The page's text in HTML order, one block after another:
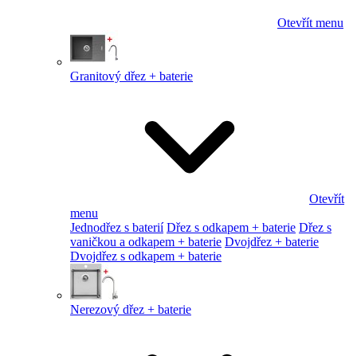
Otevřít menu
Granitový dřez + baterie
Otevřít
menu
Jednodřez s baterií Dřez s odkapem + baterie Dřez s
vaničkou a odkapem + baterie Dvojdřez + baterie
Dvojdřez s odkapem + baterie
Nerezový dřez + baterie